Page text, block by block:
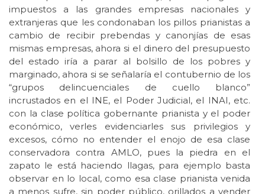
impuestos a las grandes empresas nacionales y
extranjeras que les condonaban los pillos prianistas a
cambio de recibir prebendas y canonjías de esas
mismas empresas, ahora si el dinero del presupuesto
del estado iría a parar al bolsillo de los pobres y
marginado, ahora si se señalaría el contubernio de los
“grupos delincuenciales de cuello blanco”
incrustados en el INE, el Poder Judicial, el INAI, etc.
con la clase política gobernante prianista y el poder
económico, verles evidenciarles sus privilegios y
excesos, cómo no entender el enojo de esa clase
conservadora contra AMLO, pues la piedra en el
zapato le está haciendo llagas, para ejemplo basta
observar en lo local, como esa clase prianista venida
a menos sufre, sin poder público, orillados a vender